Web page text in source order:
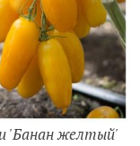
'Банан желтый'